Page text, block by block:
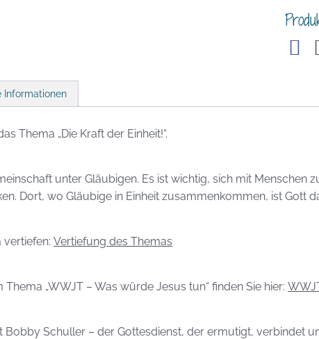
Informationen
Thema „Die Kraft der Einheit!“.
unter Gläubigen. Es ist wichtig, sich mit
Dort, wo Gläubige in Einheit zusammenkommen, ist Gott
vertiefen:Vertiefung des Themas
„WWJT – Was würde Jesus tun“ finden Sie hier:
Bobby Schuller – der Gottesdienst, der ermutigt, verbindet